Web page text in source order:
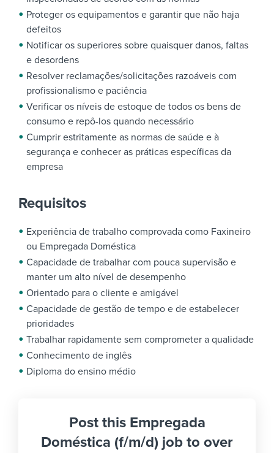
Proteger os equipamentos e garantir que não haja
defeitos
Notificar os superiores sobre quaisquer danos, faltas
e desordens
Resolver reclamações/solicitações razoáveis com
profissionalismo e paciência
Verificar os níveis de estoque de todos os bens de
consumo e repô-los quando necessário
Cumprir estritamente as normas de saúde e à
segurança e conhecer as práticas específicas da
empresa
Requisitos
Experiência de trabalho comprovada como Faxineiro
ou Empregada Doméstica
Capacidade de trabalhar com pouca supervisão e
manter um alto nível de desempenho
Orientado para o cliente e amigável
Capacidade de gestão de tempo e de estabelecer
prioridades
Trabalhar rapidamente sem comprometer a qualidade
Conhecimento de inglês
Diploma do ensino médio
Post this Empregada
Doméstica (f/m/d) job to over